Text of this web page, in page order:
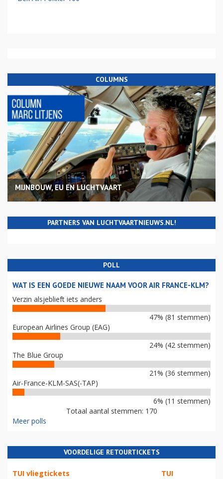
COLUMNS
MIJNBOUW, EU EN LUCHTVAART
PARTNERS VAN LUCHTVAARTNIEUWS.NL!
POLL
WAT IS EEN GOEDE NIEUWE NAAM VOOR AIR FRANCE-KLM?
Verzin alsjeblieft iets anders
47% (81 stemmen)
European Airlines Group (EAG)
24% (42 stemmen)
The Blue Group
21% (36 stemmen)
Air-France-KLM-SAS(-TAP)
6% (11 stemmen)
Totaal aantal stemmen: 170
Meer polls
VOORDELIGE RETOURTICKETS
TUI vliegtickets TUI